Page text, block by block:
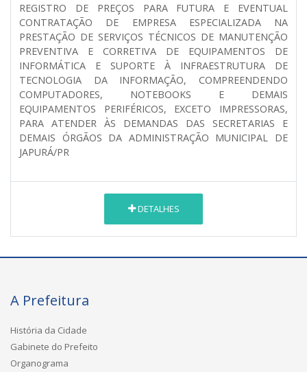
REGISTRO DE PREÇOS PARA FUTURA E EVENTUAL
CONTRATAÇÃO DE EMPRESA ESPECIALIZADA NA
PRESTAÇÃO DE SERVIÇOS TÉCNICOS DE MANUTENÇÃO
PREVENTIVA E CORRETIVA DE EQUIPAMENTOS DE
INFORMÁTICA E SUPORTE À INFRAESTRUTURA DE
TECNOLOGIA DA INFORMAÇÃO, COMPREENDENDO
COMPUTADORES, NOTEBOOKS E DEMAIS
EQUIPAMENTOS PERIFÉRICOS, EXCETO IMPRESSORAS,
PARA ATENDER ÀS DEMANDAS DAS SECRETARIAS E
DEMAIS ÓRGÃOS DA ADMINISTRAÇÃO MUNICIPAL DE
JAPURÁ/PR
DETALHES
A Prefeitura
História da Cidade
Gabinete do Prefeito
Organograma